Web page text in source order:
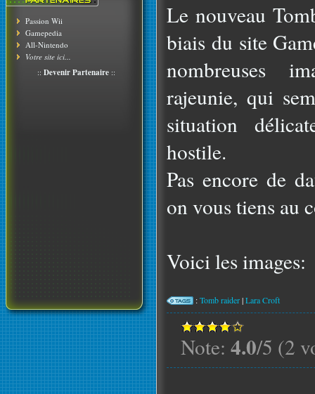
Passion Wii
Gamepedia
All-Nintendo
Votre site ici...
:: Devenir Partenaire ::
Le nouveau
biais du site
nombreuses
rajeunie, qui
situation
hostile.
Pas encore de
on vous tiens au
Voici les images:
:Tomb raider|Lara Croft
Note: 4.0/5 (2